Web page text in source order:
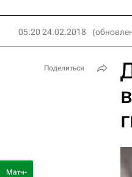
05:20 24.02.2018
Поделиться
Матч-